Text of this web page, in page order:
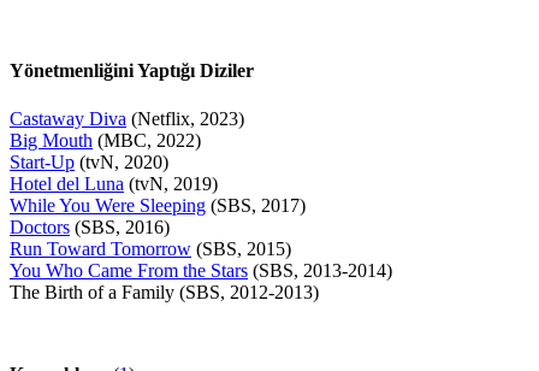
Yönetmenliğini Yaptığı Diziler
Castaway Diva (Netflix, 2023)
Big Mouth (MBC, 2022)
Start-Up (tvN, 2020)
Hotel del Luna (tvN, 2019)
While You Were Sleeping (SBS, 2017)
Doctors (SBS, 2016)
Run Toward Tomorrow (SBS, 2015)
You Who Came From the Stars (SBS, 2013-2014)
The Birth of a Family (SBS, 2012-2013)